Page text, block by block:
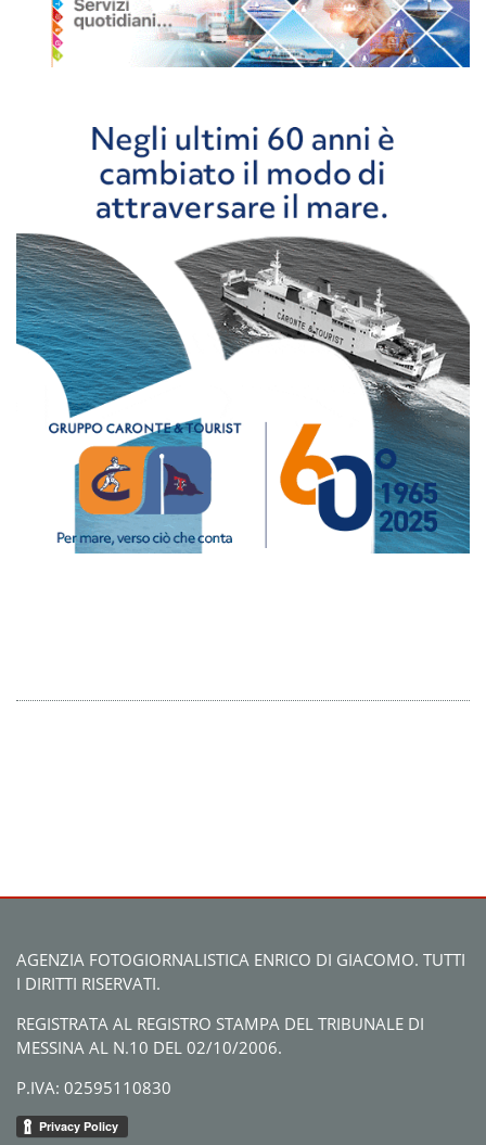
AGENZIA FOTOGIORNALISTICA ENRICO DI GIACOMO. TUTTI
I DIRITTI RISERVATI.
REGISTRATA AL REGISTRO STAMPA DEL TRIBUNALE DI
MESSINA AL N.10 DEL 02/10/2006.
P.IVA: 02595110830